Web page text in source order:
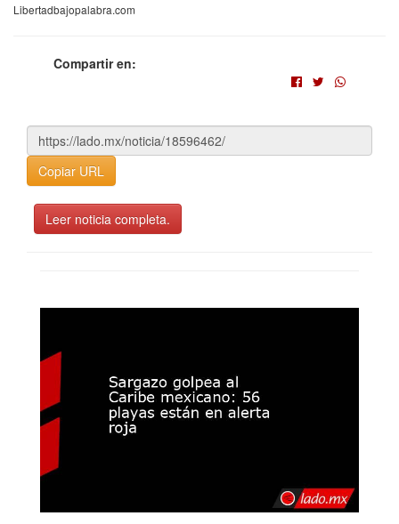
Libertadbajopalabra.com
Compartir en:
Copiar URL
Leer noticia completa.